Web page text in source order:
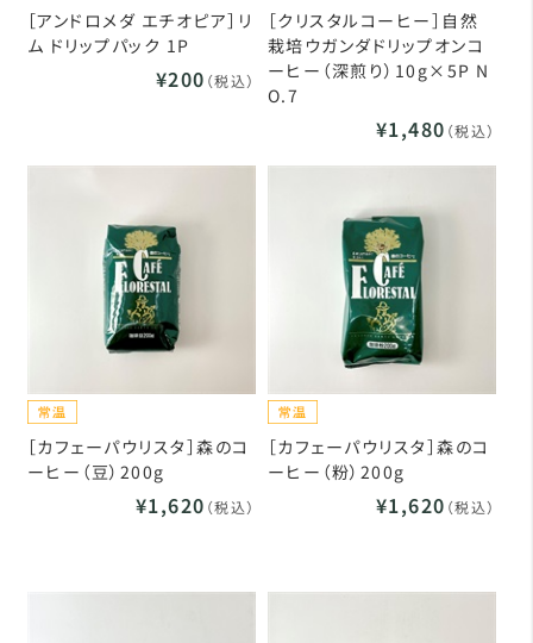
［アンドロメダ エチオピア］リ
ム ドリップパック 1P
¥200 （税込）
［クリスタルコーヒー］自然
栽培ウガンダドリップオンコ
ーヒー（深煎り）10g×5P N
O.7
¥1,480 （税込）
［カフェーパウリスタ］森のコ
ーヒー（豆）200g
¥1,620 （税込）
［カフェーパウリスタ］森のコ
ーヒー（粉）200g
¥1,620 （税込）